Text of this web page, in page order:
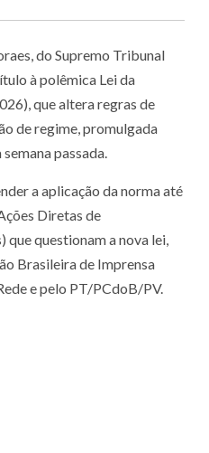
do Supremo Tribunal
à polêmica Lei da
que altera regras de
de regime, promulgada
passada.
a aplicação da norma até
Diretas de
questionam a nova lei,
Brasileira de Imprensa
e pelo PT/PCdoB/PV.